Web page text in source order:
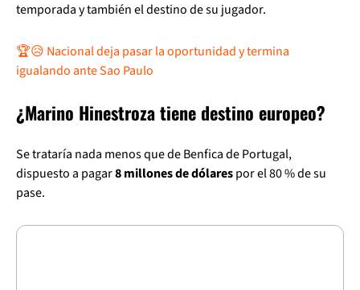
temporada y también el destino de su jugador.
🏆😥 Nacional deja pasar la oportunidad y termina
igualando ante Sao Paulo
¿Marino Hinestroza tiene destino europeo?
Se trataría nada menos que de Benfica de Portugal,
dispuesto a pagar8 millones de dólarespor el 80 % de su
pase.